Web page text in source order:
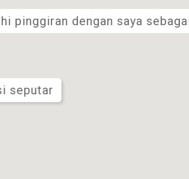
pinggiran dengan saya
seputar